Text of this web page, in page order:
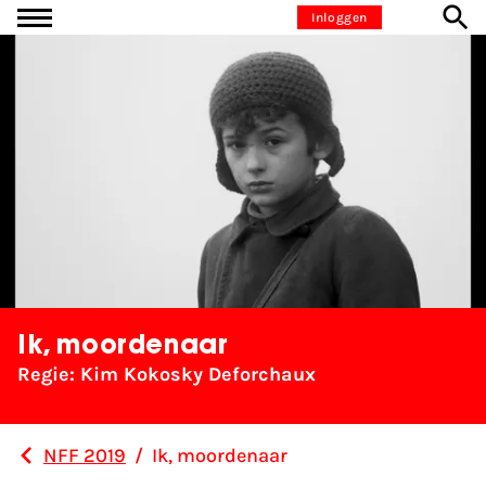
Ga naar inhoudInloggen
Ik, moordenaar
Regie: Kim Kokosky Deforchaux
NFF 2019 / Ik, moordenaar